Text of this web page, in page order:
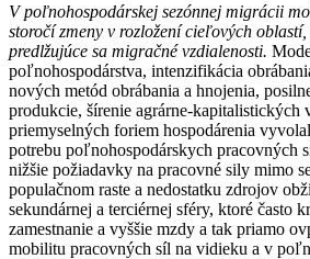
V poľnohospodárskej sezónnej migrácii
storočí zmeny v rozložení cieľových oblastí,
predlžujúce sa migračné vzdialenosti.
poľnohospodárstva, intenzifikácia
nových metód obrábania a hnojenia,
produkcie, šírenie agrárne-kapitalistických
priemyselných foriem hospodárenia
potrebu poľnohospodárskych pracovných
nižšie požiadavky na pracovné sily mimo
populačnom raste a nedostatku zdrojov
sekundárnej a terciérnej sféry, ktoré často
zamestnanie a vyššie mzdy a tak priamo
mobilitu pracovných síl na vidieku a v